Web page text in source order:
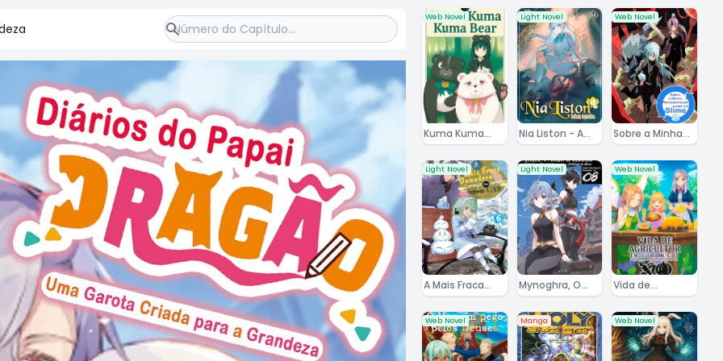
Web Novel
Kuma Kuma
Kuma Bear WN
Light Novel
Nia Liston - A
Donzela
Impiedosa
Web Novel
Sobre a Minha
Reencarnação
Como Um Slime
Light Novel
A Mais Fraca
Domadora
Começa sua
Jornada
Pegando Lixo
Light Novel
Mynoghra, O
Portador do
Apocalipse - A
Conquista
Mundial
Começa com a
Web Novel
Vida de
Agricultor em
Outro Mundo
Web Novel Manga Web Novel